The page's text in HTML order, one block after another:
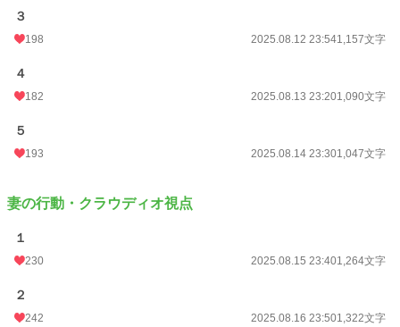
３
198 2025.08.12 23:541,157文字
４
182 2025.08.13 23:201,090文字
５
193 2025.08.14 23:301,047文字
妻の行動・クラウディオ視点
１
230 2025.08.15 23:401,264文字
２
242 2025.08.16 23:501,322文字